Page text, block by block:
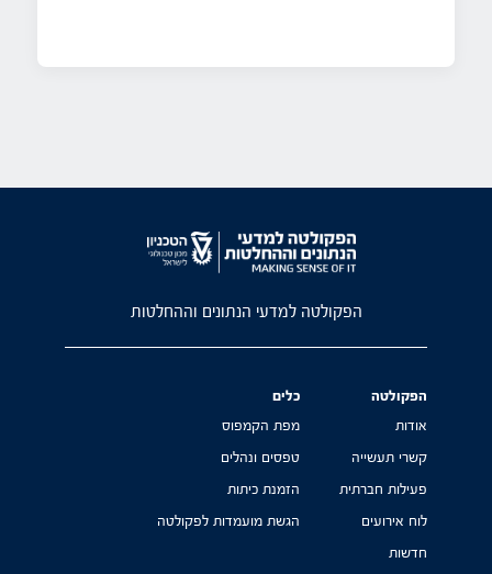
הפקולטה למדעי הנתונים וההחלטות
הפקולטה
אודות
קשרי תעשייה
פעילות חברתית
לוח אירועים
חדשות
כלים
מפת הקמפוס
טפסים ונהלים
הזמנת כיתות
הגשת מועמדות לפקולטה